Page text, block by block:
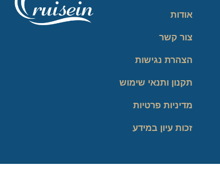
אודות
צור קשר
הצהרת נגישות
תקנון ותנאי שימוש
מדיניות פרטיות
זכות עיון במידע